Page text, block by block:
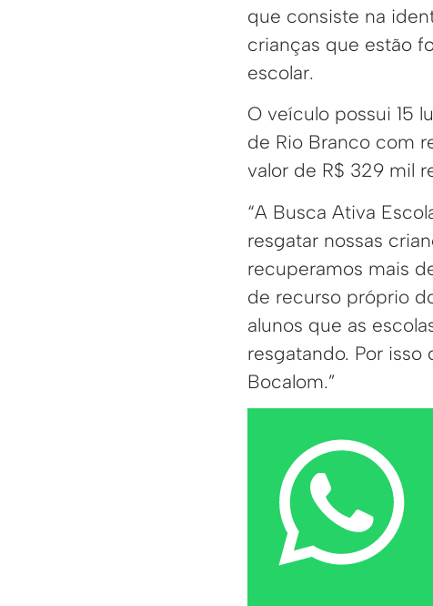
que consiste na
crianças que estão
escolar.
O veículo possui 15
de Rio Branco com
valor de R$ 329 mil
“A Busca Ativa
resgatar nossas
recuperamos mais
de recurso próprio
alunos que as
resgatando. Por
Bocalom.”